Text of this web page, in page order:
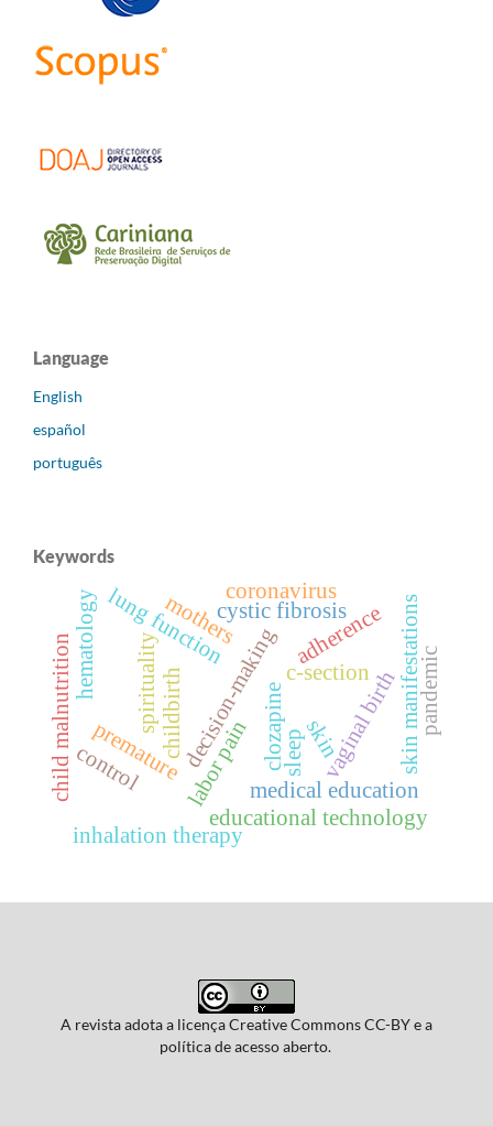
Language
English
español
português
Keywords
c-section
decision-making
labor pain vaginal birth
childbirth
spirituality
medical education
premature
educational technology
cystic fibrosis
adherence
inhalation therapy
lung function
sleep
mothers
clozapine skin manifestations
skin
control
pandemic
coronavirus
hematology
child malnutrition
A revista adota a licença Creative Commons CC-BY e a
política de acesso aberto.